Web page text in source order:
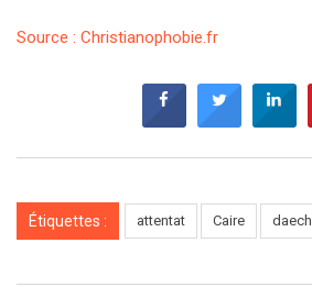
Source : Christianophobie.fr
Étiquettes : attentat Caire daech